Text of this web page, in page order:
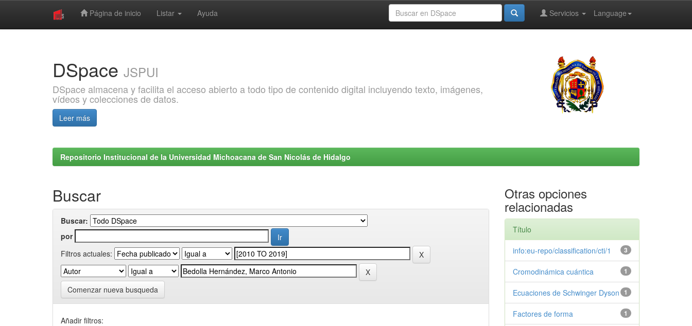
Página de inicio Listar Ayuda Language
Servicios
DSpace JSPUI
DSpace almacena y facilita el acceso abierto a todo tipo de contenido digital incluyendo texto, imágenes,
vídeos y colecciones de datos.
Leer más
Repositorio Institucional de la Universidad Michoacana de San Nicolás de Hidalgo
Buscar
Buscar:
por
Filtros actuales:
Comenzar nueva busqueda
Añadir filtros:
Otras opciones
relacionadas
Título
3
info:eu-repo/classification/cti/1
1
Cromodinámica cuántica
1
Ecuaciones de Schwinger Dyson
1
Factores de forma